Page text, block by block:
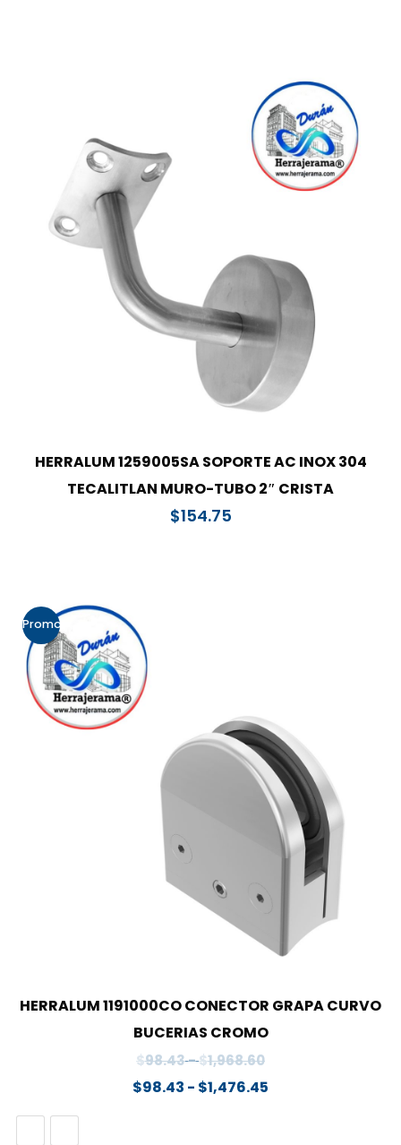
HERRALUM 1259005SA SOPORTE AC INOX 304
TECALITLAN MURO-TUBO 2″ CRISTA
$154.75
Promo!
HERRALUM 1191000CO CONECTOR GRAPA CURVO
BUCERIAS CROMO
$98.43-$1,968.60Rango
de
$98.43 - $1,476.45